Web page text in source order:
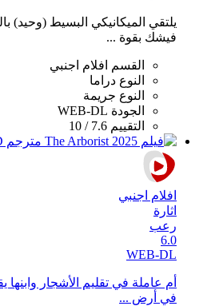
يلتقي الميكانيكي البسيط (وحيد)
فيشك بقوة ...
القسم
افلام اجنبي
النوع دراما
النوع جريمة
الجودة WEB-DL
التقييم 7.6 / 10
افلام اجنبي
اثارة
رعب
6.0
WEB-DL
أم عاملة في تقليم الأشجار وابنها
في أرض ...